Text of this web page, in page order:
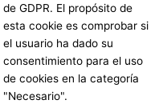
de GDPR. El propósito de
esta cookie es comprobar si
el usuario ha dado su
consentimiento para el uso
de cookies en la categoría
"Necesario".